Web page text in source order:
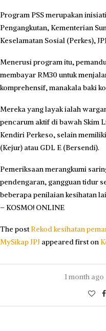
Program PSS merupakan
Pengangkutan, Kementerian
Keselamatan Sosial (Perkes),
Menerusi program itu,
membayar RM30 untuk
komprehensif, manakala baki
Mereka yang layak ialah
pencarum aktif di bawah Skim
Kendiri Perkeso, selain
(Kejur) atau GDL E (Bersendi).
Pemeriksaan merangkumi
pendengaran, gangguan tidur
beberapa penilaian kesihatan
– KOSMO! ONLINE
The postRekod kesihatan
MySikap JPJ appeared first on
1 month ago